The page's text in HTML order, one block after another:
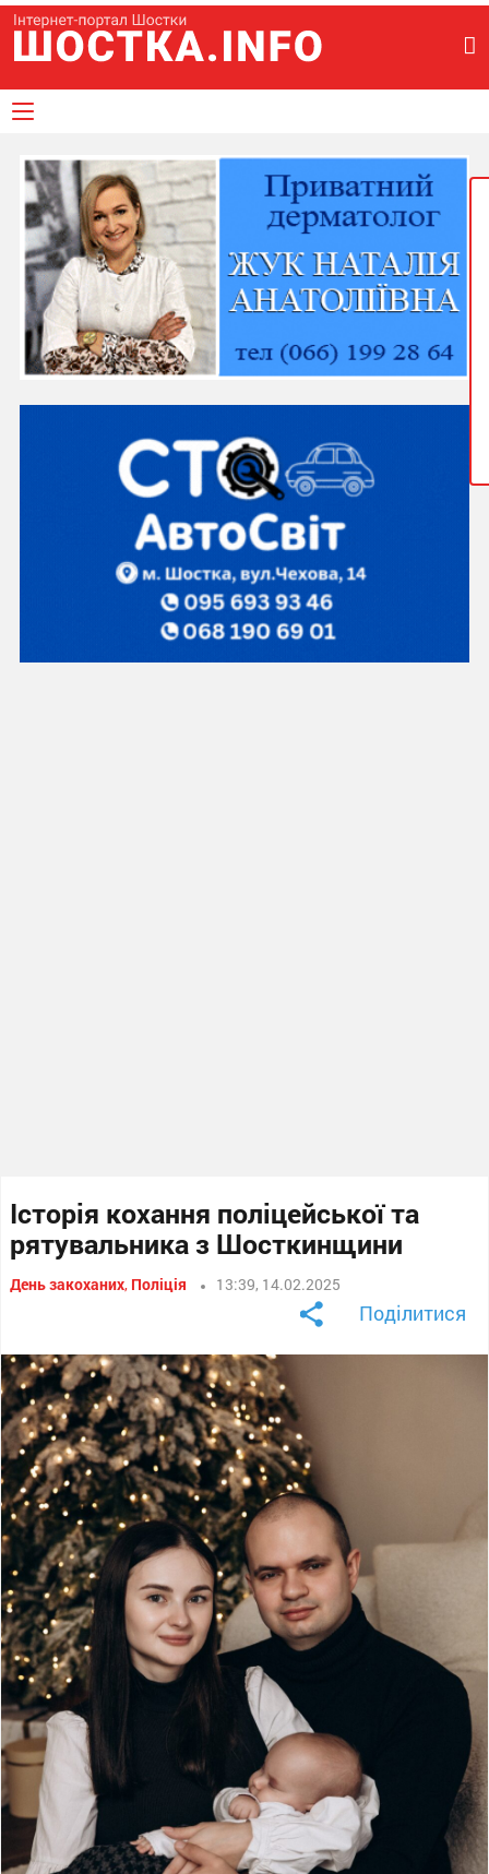
Історія кохання поліцейської та
рятувальника з Шосткинщини
День закоханих, Поліція 13:39, 14.02.2025
Поділитися